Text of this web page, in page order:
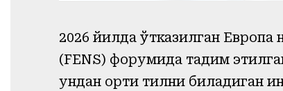
2026 йилда ўтказилган
(FENS) форумида тақдим
ундан ортиқ тилни биладиган